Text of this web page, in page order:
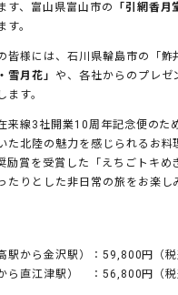
す、富山県富山市の
「引網香月
す。
様には、石川県輪島市の「鮓
雪月花」 や、各社からのプレゼ
ます。
来線3社開業10周年記念便のた
た北陸の魅力を感じられるお料
励賞を受賞した「えちごトキめ
たりとした非日常の旅をお楽し
駅から金沢駅）：59,800円（税
ら直江津駅）
：56,800円（税